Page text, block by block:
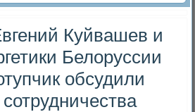
Куйвашев и
Белоруссии
обсудили